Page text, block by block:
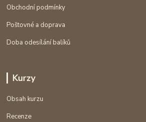
Obchodní podmínky
Poštovné a doprava
Doba odesílání balíků
Kurzy
Obsah kurzu
Recenze